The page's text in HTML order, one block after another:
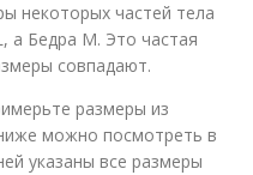
некоторых частей тела
а Бедра M. Это частая
совпадают.
размеры из
можно посмотреть в
указаны все размеры